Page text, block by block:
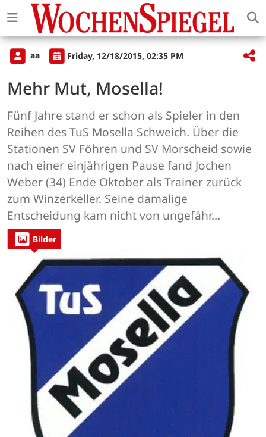
aa Friday, 12/18/2015, 02:35 PM
Mehr Mut, Mosella!
Fünf Jahre stand er schon als Spieler in den
Reihen des TuS Mosella Schweich. Über die
Stationen SV Föhren und SV Morscheid sowie
nach einer einjährigen Pause fand Jochen
Weber (34) Ende Oktober als Trainer zurück
zum Winzerkeller. Seine damalige
Entscheidung kam nicht von ungefähr...
Bilder